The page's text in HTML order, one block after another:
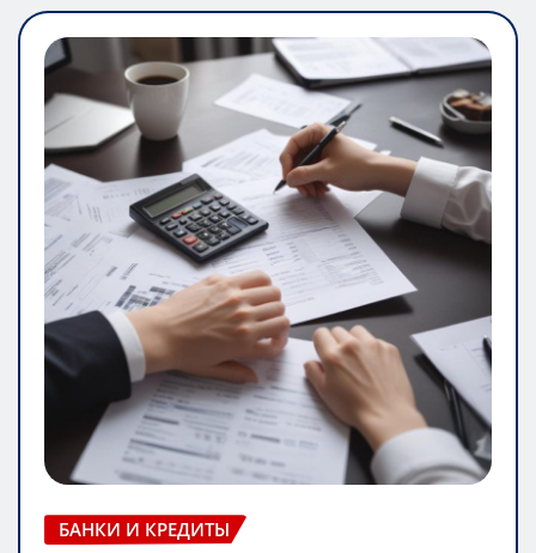
БАНКИ И КРЕДИТЫ